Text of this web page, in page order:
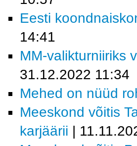
Eesti
14:41
MM-valikturniiriks
31.12.2022 11:34
Mehed on nüüd
Meeskond võitis
karjäärii |